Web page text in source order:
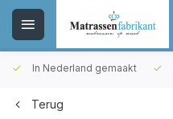
In Nederland gemaakt
Terug